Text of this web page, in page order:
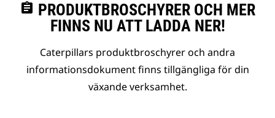
assignment PRODUKTBROSCHYRER OCH MER
FINNS NU ATT LADDA NER!
Caterpillars produktbroschyrer och andra
informationsdokument finns tillgängliga för din
växande verksamhet.